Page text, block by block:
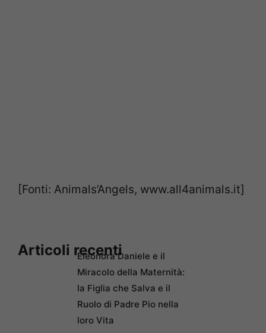
[Fonti: Animals’Angels, www.all4animals.it]
Articoli recentiEleonora Daniele e il
Miracolo della Maternità:
la Figlia che Salva e il
Ruolo di Padre Pio nella
loro Vita